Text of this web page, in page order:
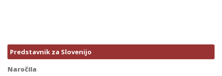
Predstavnik za Slovenijo
Naročila